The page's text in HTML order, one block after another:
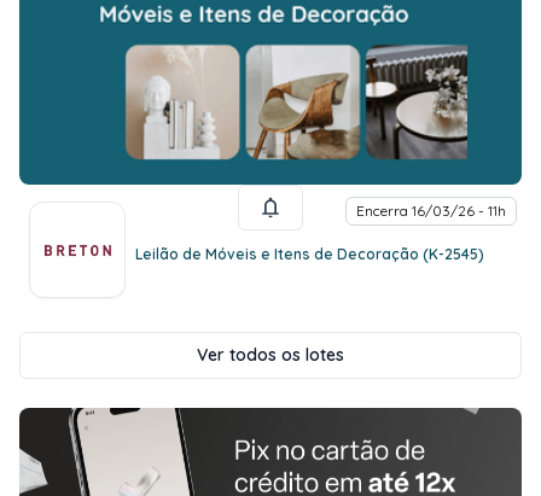
Encerra 16/03/26 - 11h
Leilão de Móveis e Itens de Decoração (K-2545)
Ver todos os lotes